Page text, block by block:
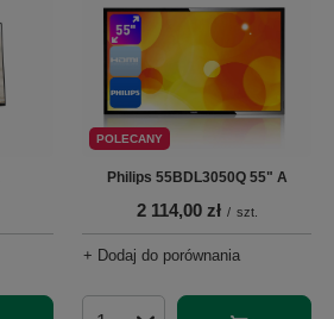
POLECANY
Philips 55BDL3050Q 55" A
2 114,00 zł / szt.
+ Dodaj do porównania